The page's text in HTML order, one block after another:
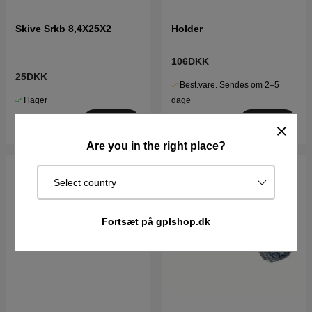
Are you in the right place?
Select country
Fortsæt på gplshop.dk
Skive Srkb 8,4X25X2
25DKK
I lager
Holder
106DKK
Best.vare. Sendes om 2–5
dage